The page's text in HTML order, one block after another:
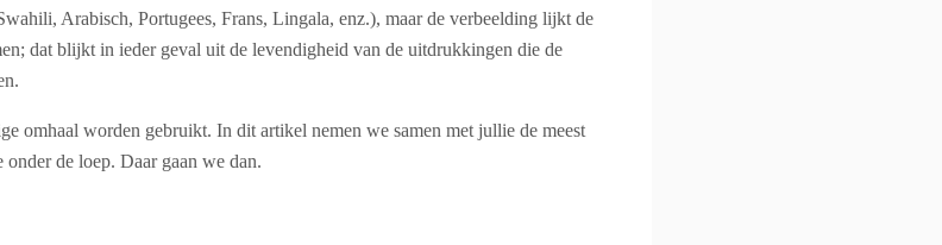
Arabisch, Portugees, Frans, Lingala, enz.), maar de verbeelding lijkt de
dat blijkt in ieder geval uit de levendigheid van de uitdrukkingen die de
omhaal worden gebruikt. In dit artikel nemen we samen met jullie de meest
de loep. Daar gaan we dan.